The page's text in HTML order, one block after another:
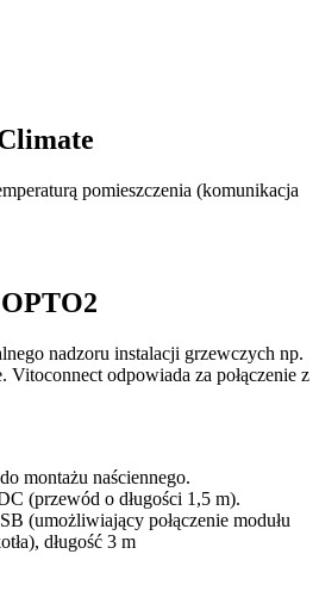
pomieszczenia (komunikacja
nadzoru instalacji grzewczych np.
Vitoconnect odpowiada za połączenie z
montażu naściennego.
(przewód o długości 1,5 m).
(umożliwiający połączenie modułu
długość 3 m